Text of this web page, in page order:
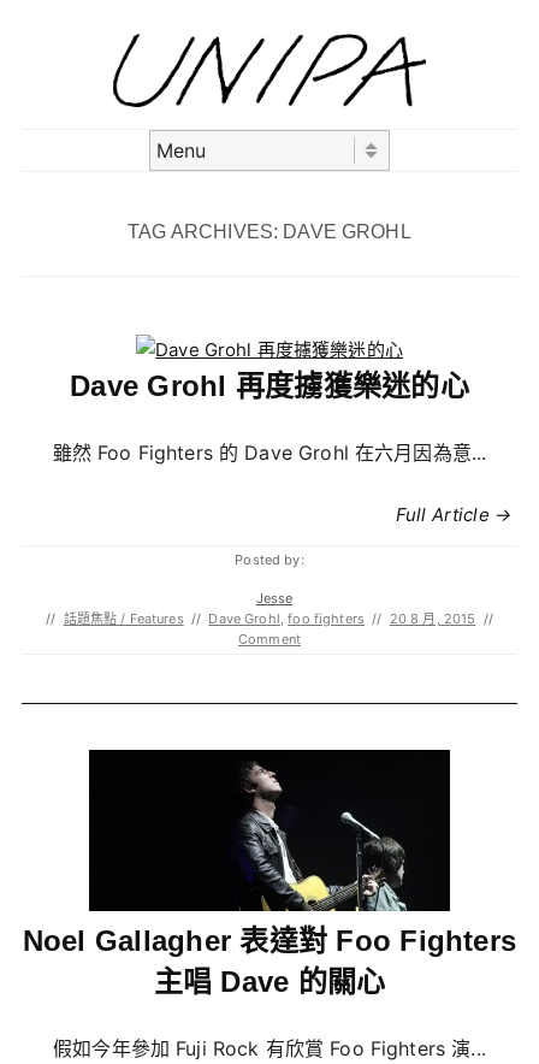
TAG ARCHIVES: DAVE GROHL
Dave Grohl 再度擄獲樂迷的心
雖然 Foo Fighters 的 Dave Grohl 在六月因為意...
Full Article →
Posted by:
Jesse
// 話題焦點 / Features // Dave Grohl,foo fighters // 20 8 月, 2015 //
Comment
Noel Gallagher 表達對 Foo Fighters
主唱 Dave 的關心
假如今年參加 Fuji Rock 有欣賞 Foo Fighters 演...